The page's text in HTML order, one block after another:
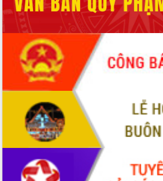
Nâng cao hiệu lực, hiệu quả HĐND
tỉnh thông qua hiện đại hóa hành chính
Xã Ea Phê gắn cải cách hành chính với
chuyển đổi số
Phó Chủ tịch Thường trực UBND tỉnh
Hồ Thị Nguyên Thảo làm việc tại Trung
tâm Phục vụ hành chính công xã Ea
Xây dựng nền hành chính số đồng
hành cùng nông dân dân, doanh nghiệp
Giai đoạn 2026-2030, Đắk Lắk phấn
đấu có 77% xã đạt chuẩn nông thôn